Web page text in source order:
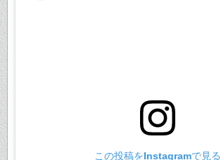
この投稿をInstagramで見る